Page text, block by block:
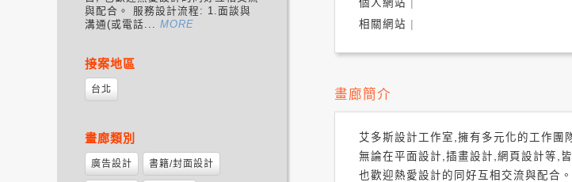
個人網站
相關網站
畫廊簡介
艾多斯設計工作室,擁有多元化的工作團
無論在平面設計,插畫設計,網頁設計等,
也歡迎熱愛設計的同好互相交流與配合。
與配合。 服務設計流程: 1.面談與
溝通(或電話... MORE
接案地區
台北
畫廊類別
廣告設計 書籍/封面設計